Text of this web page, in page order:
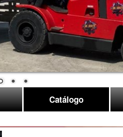
Catálogo